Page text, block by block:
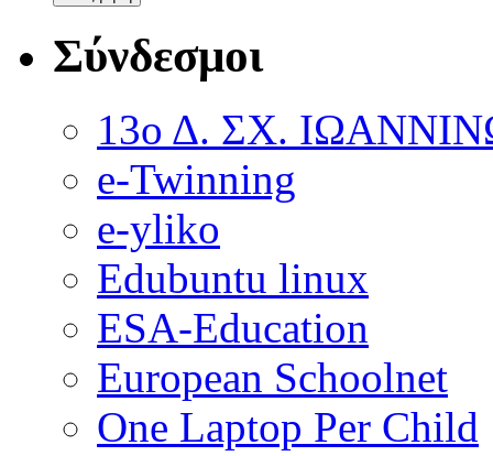
Σύνδεσμοι
13ο Δ. ΣΧ.
e-Twinning
e-yliko
Edubuntu linux
ESA-Education
European Schoolnet
One Laptop Per Child